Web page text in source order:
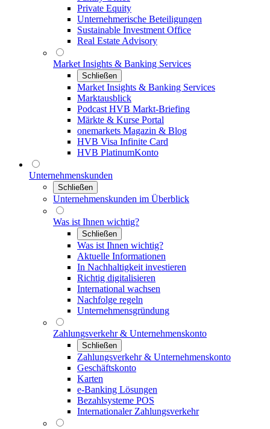
Private Equity
Unternehmerische Beteiligungen
Sustainable Investment Office
Real Estate Advisory
Market Insights & Banking Services
Schließen
Market Insights & Banking Services
Marktausblick
Podcast HVB Markt-Briefing
Märkte & Kurse Portal
onemarkets Magazin & Blog
HVB Visa Infinite Card
HVB PlatinumKonto
Unternehmenskunden
Schließen
Unternehmenskunden im Überblick
Was ist Ihnen wichtig?
Schließen
Was ist Ihnen wichtig?
Aktuelle Informationen
In Nachhaltigkeit investieren
Richtig digitalisieren
International wachsen
Nachfolge regeln
Unternehmensgründung
Zahlungsverkehr & Unternehmenskonto
Schließen
Zahlungsverkehr & Unternehmenskonto
Geschäftskonto
Karten
e-Banking Lösungen
Bezahlsysteme POS
Internationaler Zahlungsverkehr